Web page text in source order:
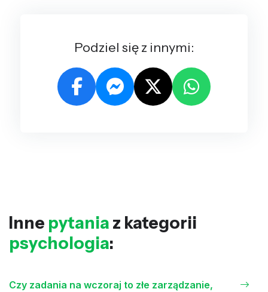
Podziel się z innymi:
Inne pytania z kategorii
psychologia:
Czy zadania na wczoraj to złe zarządzanie,